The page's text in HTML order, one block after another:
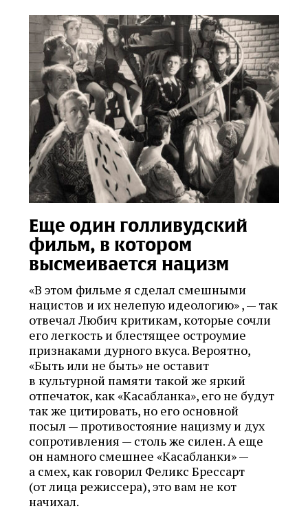
Еще один голливудский
фильм, в котором
высмеивается нацизм
«В этом фильме я сделал смешными
нацистов и их нелепую идеологию» , — так
отвечал Любич критикам, которые сочли
его легкость и блестящее остроумие
признаками дурного вкуса. Вероятно,
«Быть или не быть» не оставит
в культурной памяти такой же яркий
отпечаток, как «Касабланка», его не будут
так же цитировать, но его основной
посыл — противостояние нацизму и дух
сопротивления — столь же силен. А еще
он намного смешнее «Касабланки» —
а смех, как говорил Феликс Брессарт
(от лица режиссера), это вам не кот
начихал.